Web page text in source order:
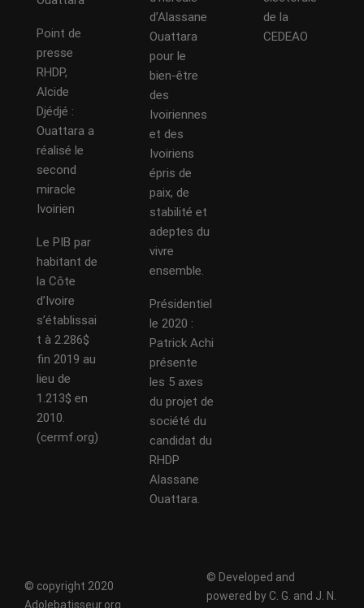
Point de
presse
RHDP,
Alcide
Djédjé :
Ouattara a
réalisé le
second
miracle
Ivoirien
Le PIB par
habitant de
la Côte
d’Ivoire
s’établissai
t à 2.286$
fin 2019 au
lieu de
1.213$ en
2010.
(cermf.org)
d’Alassane
Ouattara
pour le
bien-être
des
Ivoiriennes
et des
Ivoiriens
épris de
paix, de
stabilité et
adeptes du
vivre
ensemble.
Présidentiel
le 2020 :
Patrick Achi
présente
les 5 axes
du projet de
société du
candidat du
RHDP
Alassane
Ouattara.
de la
CEDEAO
© copyright 2020
Adolebatisseur.org
© Developed and
powered by C. G. and J. N.